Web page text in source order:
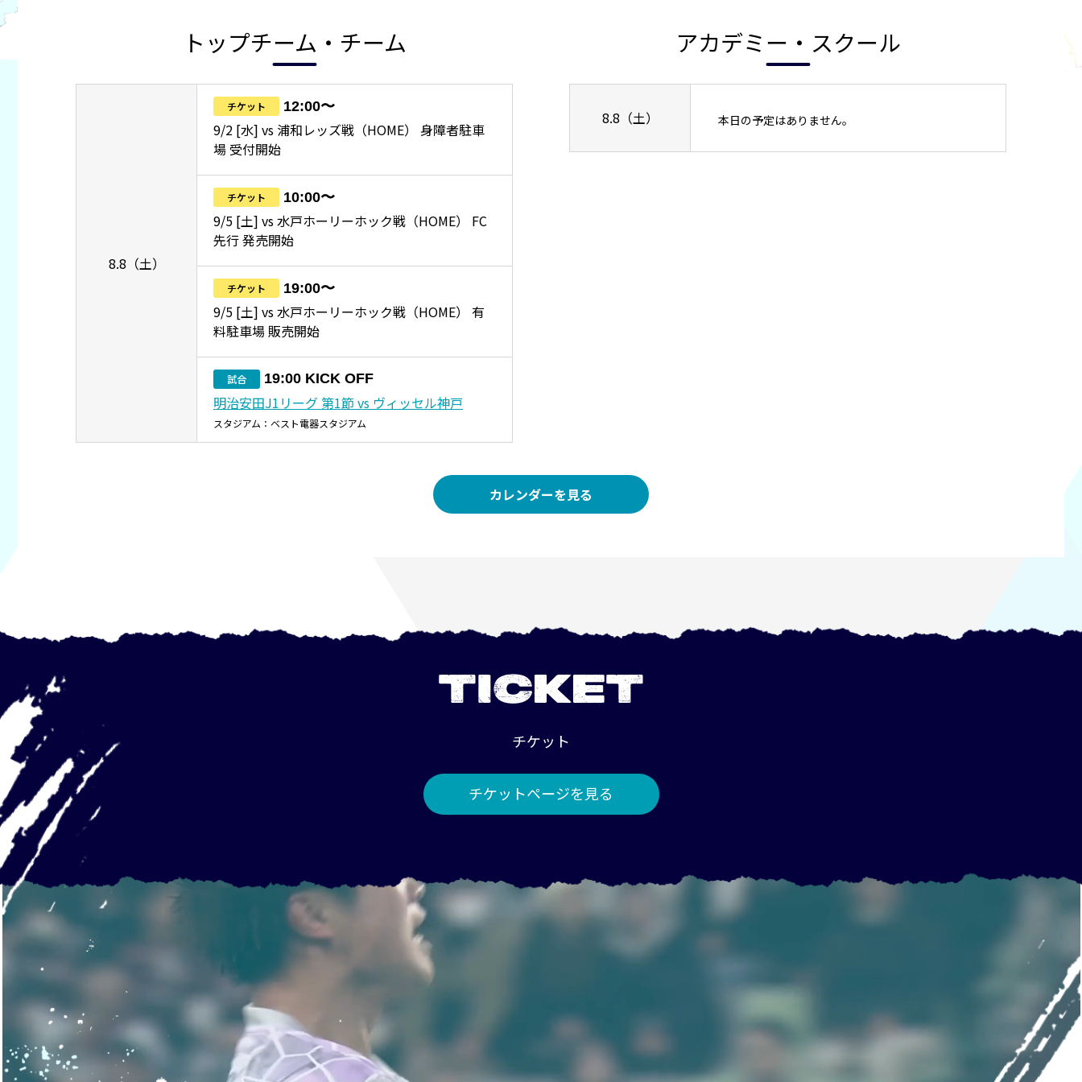
トップチーム・チーム
8.8（土）
チケット 12:00〜
9/2 [水] vs 浦和レッズ戦（HOME） 身障者駐車
場 受付開始
チケット 10:00〜
9/5 [土] vs 水戸ホーリーホック戦（HOME） FC
先行 発売開始
チケット 19:00〜
9/5 [土] vs 水戸ホーリーホック戦（HOME） 有
料駐車場 販売開始
試合 19:00 KICK OFF
明治安田J1リーグ 第1節 vs ヴィッセル神戸
スタジアム：ベスト電器スタジアム
アカデミー・スクール
8.8（土） 本日の予定はありません。
カレンダーを見る
TICKET
チケット
チケットページを見る